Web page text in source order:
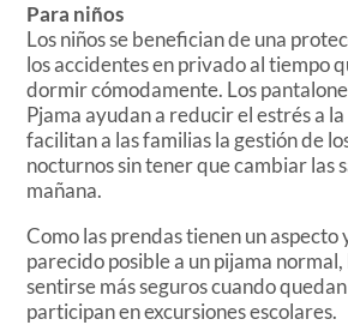
Para niños
Los niños se benefician de una
los accidentes en privado al tiempo
dormir cómodamente. Los
Pjama ayudan a reducir el estrés a
facilitan a las familias la gestión de
nocturnos sin tener que cambiar las
mañana.
Como las prendas tienen un aspecto
parecido posible a un pijama normal,
sentirse más seguros cuando
participan en excursiones escolares.